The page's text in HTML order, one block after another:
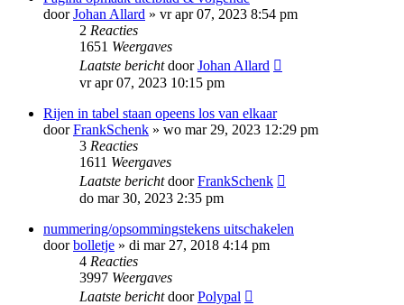
doorJohan Allard » vr apr 07, 2023 8:54 pm
2 Reacties
1651 Weergaves
Laatste berichtdoorJohan Allard
vr apr 07, 2023 10:15 pm
Rijen in tabel staan opeens los van elkaar
doorFrankSchenk » wo mar 29, 2023 12:29 pm
3 Reacties
1611 Weergaves
Laatste berichtdoorFrankSchenk
do mar 30, 2023 2:35 pm
nummering/opsommingstekens uitschakelen
doorbolletje » di mar 27, 2018 4:14 pm
4 Reacties
3997 Weergaves
Laatste berichtdoorPolypal